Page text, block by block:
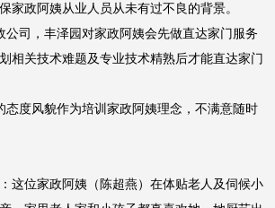
家政阿姨从业人员从未有过不良的背景。
公司，丰泽园对家政阿姨会先做直达家门服务
相关技术难题及专业技术精熟后才能直达家门
态度风貌作为培训家政阿姨理念，不满意随时
这位家政阿姨（陈超燕）在体贴老人及伺候小